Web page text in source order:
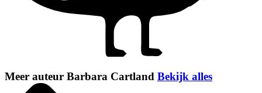
Meer auteur Barbara Cartland Bekijk alles